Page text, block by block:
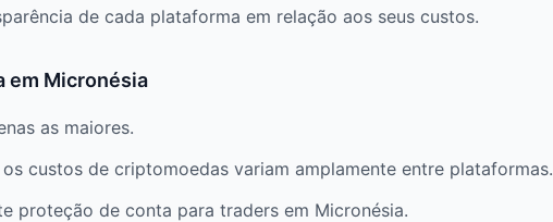
de cada plataforma em relação aos seus custos.
em Micronésia
as maiores.
custos de criptomoedas variam amplamente entre plataformas.
proteção de conta para traders em Micronésia.